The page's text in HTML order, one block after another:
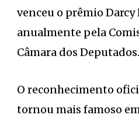
venceu o prêmio
anualmente pela
Câmara dos Deputados.
O reconhecimento
tornou mais famoso